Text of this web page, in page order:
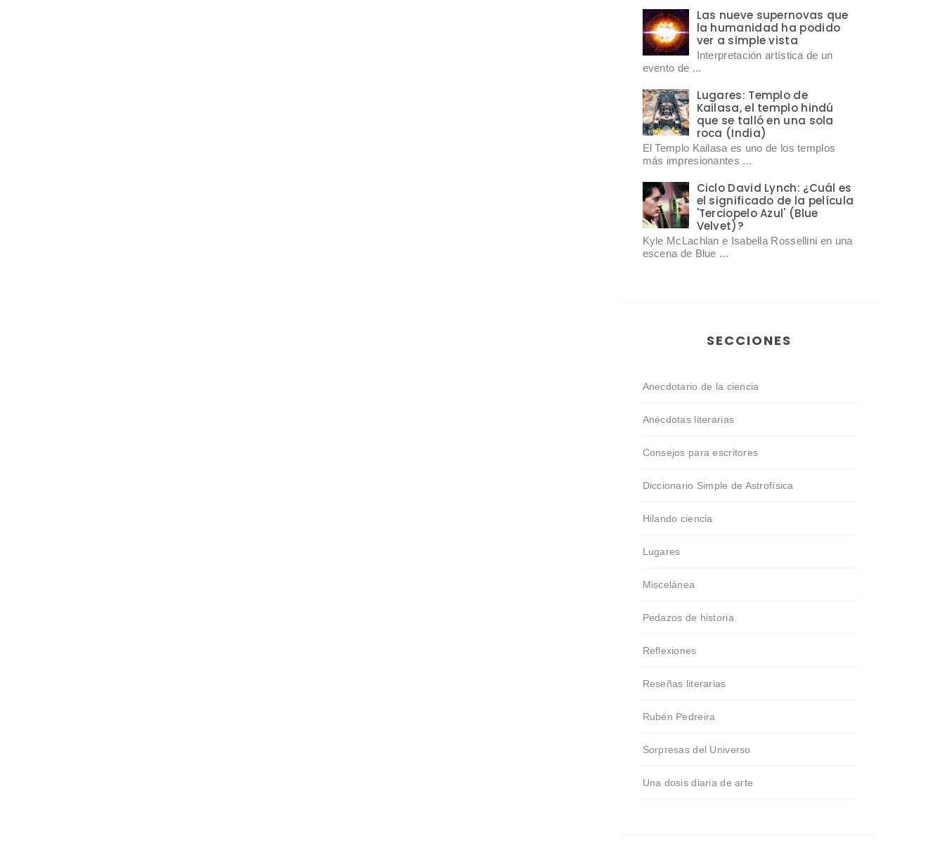
Las nueve supernovas que
la humanidad ha podido
ver a simple vista
Interpretación artística de un
evento de ...
Lugares: Templo de
Kailasa, el templo hindú
que se talló en una sola
roca (India)
El Templo Kailasa es uno de los templos
más impresionantes ...
Ciclo David Lynch: ¿Cuál es
el significado de la película
'Terciopelo Azul' (Blue
Velvet)?
Kyle McLachlan e Isabella Rossellini en una
escena de Blue ...
SECCIONES
Anecdotario de la ciencia
Anécdotas literarias
Consejos para escritores
Diccionario Simple de Astrofísica
Hilando ciencia
Lugares
Miscelánea
Pedazos de historia
Reflexiones
Reseñas literarias
Rubén Pedreira
Sorpresas del Universo
Una dosis diaria de arte